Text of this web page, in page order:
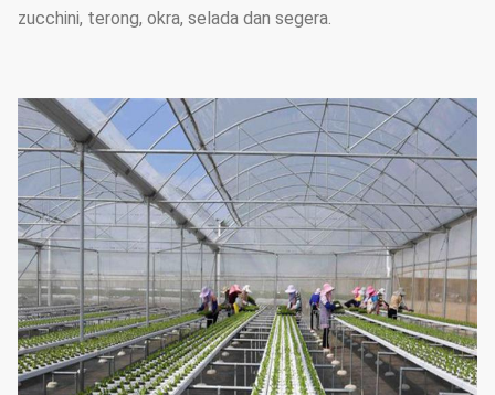
zucchini, terong, okra, selada dan segera.